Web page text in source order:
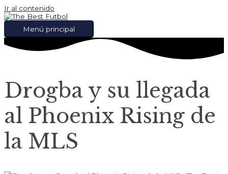
Ir al contenido
Menú principal
Drogba y su llegada
al Phoenix Rising de
la MLS